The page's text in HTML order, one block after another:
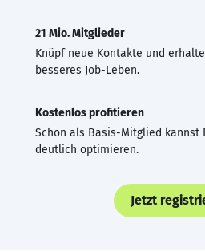
21 Mio. Mitglieder
Knüpf neue Kontakte und
besseres Job-Leben.
Kostenlos profitieren
Schon als Basis-Mitglied kannst
deutlich optimieren.
Jetzt